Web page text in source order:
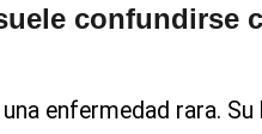
confundirse
enfermedad rara. Su